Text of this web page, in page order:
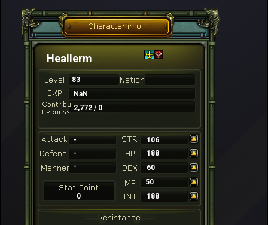
Heallerm
83
NaN
2,772 / 0
-
106
-
188
-
60
50
0
188